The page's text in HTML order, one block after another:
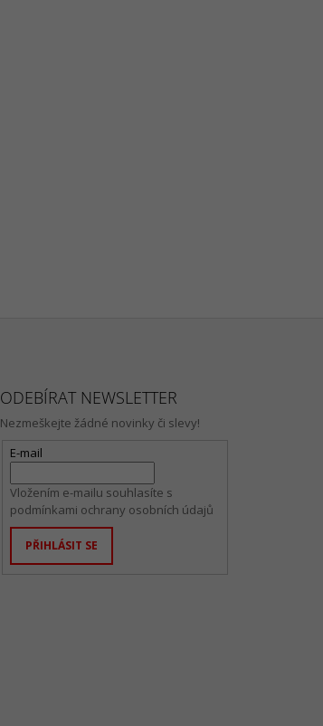
ODEBÍRAT NEWSLETTER
Nezmeškejte žádné novinky či slevy!
E-mail
Vložením e-mailu souhlasíte s
podmínkami ochrany osobních údajů
PŘIHLÁSIT SE